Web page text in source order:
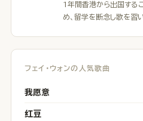
1年間香港から出国する
め、留学を断念し歌を習
フェイ・ウォンの人気歌曲
我愿意
红豆